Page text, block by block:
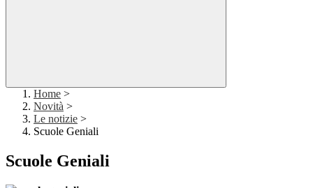
Home >
Novità >
Le notizie >
Scuole Geniali
Scuole Geniali